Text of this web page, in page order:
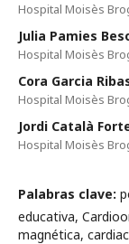
Hospital Moisès
Julia Pamies
Hospital Moisès
Cora Garcia
Hospital Moisès
Jordi Català
Hospital Moisès
Palabras clave:
educativa,
magnética,